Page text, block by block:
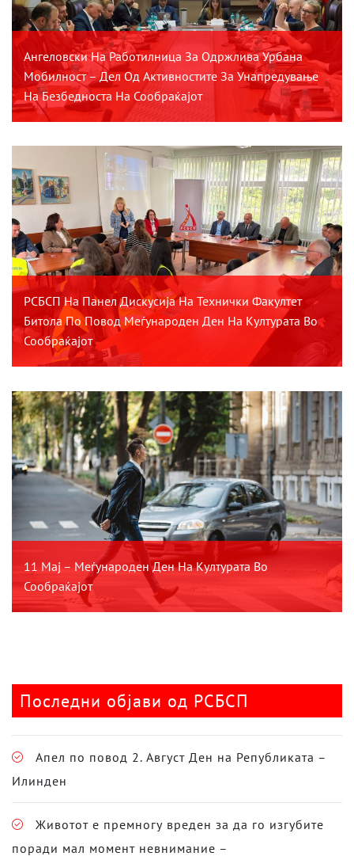
Ангеловски На Работилница За Одржлива Урбана
Мобилност – Дел Од Активностите За Унапредување
На Безбедноста На Сообраќајот
РСБСП На Панел Дискусија На Технички Факултет
Битола По Повод Меѓународен Ден На Културата Во
Сообраќајот
11 Мај – Меѓународен Ден На Културата Во
Сообраќајот
Последни објави од РСБСП
Апел по повод 2. Август Ден на Републиката –
Илинден
Животот е премногу вреден за да го изгубите
поради мал момент невнимание –